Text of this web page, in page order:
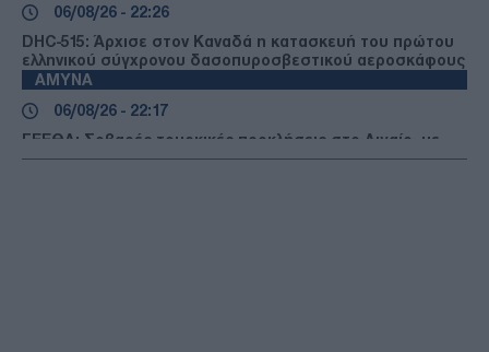
06/08/26 - 22:26
DHC-515: Άρχισε στον Καναδά η κατασκευή του πρώτου
ελληνικού σύγχρονου δασοπυροσβεστικού αεροσκάφους
ΑΜΥΝΑ
06/08/26 - 22:17
ΓΕΕΘΑ: Σοβαρές τουρκικές προκλήσεις στο Αιγαίο, με
οπλισμένα F-16, εμπλοκή, UAV και ATR-72!